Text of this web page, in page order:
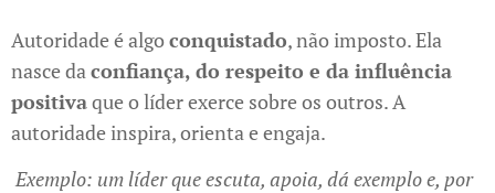
Autoridade é algoconquistado, não imposto. Ela
nasce daconfiança, do respeito e da influência
positivaque o líder exerce sobre os outros. A
autoridade inspira, orienta e engaja.
Exemplo: um líder que escuta, apoia, dá exemplo e, por